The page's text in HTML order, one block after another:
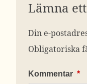
Lämna
Din e-
Obligatoriska
Kommentar *